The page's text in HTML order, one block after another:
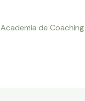
Academia de